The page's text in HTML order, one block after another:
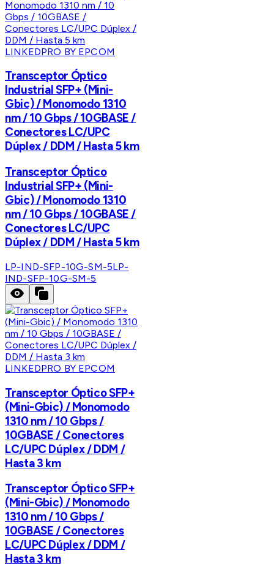
LINKEDPRO BY EPCOM
Transceptor Óptico
Industrial SFP+ (Mini-
Gbic) / Monomodo 1310
nm / 10 Gbps / 10GBASE /
Conectores LC/UPC
Dúplex / DDM / Hasta 5 km
Transceptor Óptico
Industrial SFP+ (Mini-
Gbic) / Monomodo 1310
nm / 10 Gbps / 10GBASE /
Conectores LC/UPC
Dúplex / DDM / Hasta 5 km
LP-IND-SFP-10G-SM-5LP-
IND-SFP-10G-SM-5
LINKEDPRO BY EPCOM
Transceptor Óptico SFP+
(Mini-Gbic) / Monomodo
1310 nm / 10 Gbps /
10GBASE / Conectores
LC/UPC Dúplex / DDM /
Hasta 3 km
Transceptor Óptico SFP+
(Mini-Gbic) / Monomodo
1310 nm / 10 Gbps /
10GBASE / Conectores
LC/UPC Dúplex / DDM /
Hasta 3 km